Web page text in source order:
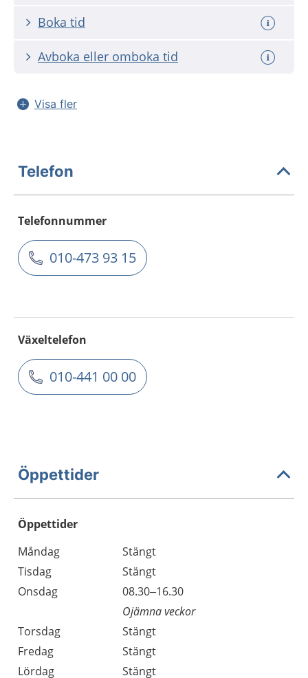
Boka tid
Avboka eller omboka tid
Visa fler
Telefon
Telefonnummer
010-473 93 15
Växeltelefon
010-441 00 00
Öppettider
Öppettider
Dag
Öppettider
Kommentarer
Måndag
Stängt
Tisdag
Stängt
Onsdag
08.30–16.30
Ojämna veckor
Torsdag
Stängt
Fredag
Stängt
Lördag
Stängt